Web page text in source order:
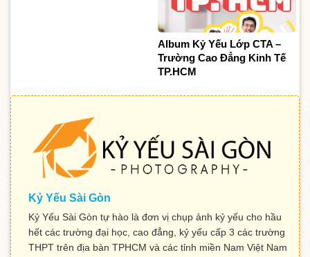
Album Kỷ Yếu Lớp CTA –
Trường Cao Đẳng Kinh Tế
TP.HCM
Kỷ Yếu Sài Gòn
Kỷ Yếu Sài Gòn tự hào là đơn vị chụp ảnh kỷ yếu cho hầu
hết các trường đại học, cao đẳng, kỷ yếu cấp 3 các trường
THPT trên địa bàn TPHCM và các tỉnh miền Nam Việt Nam